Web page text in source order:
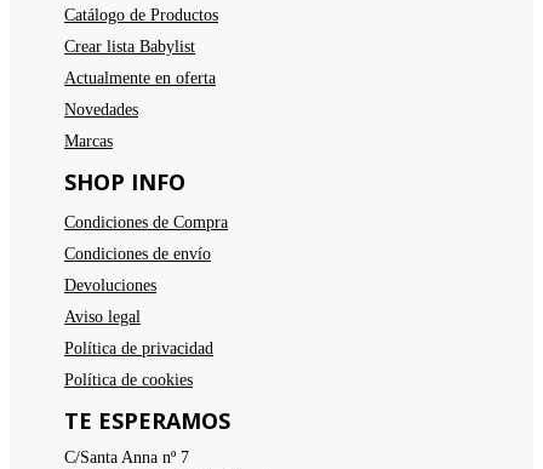
Catálogo de Productos
Crear lista Babylist
Actualmente en oferta
Novedades
Marcas
SHOP INFO
Condiciones de Compra
Condiciones de envío
Devoluciones
Aviso legal
Política de privacidad
Política de cookies
TE ESPERAMOS
C/Santa Anna nº 7